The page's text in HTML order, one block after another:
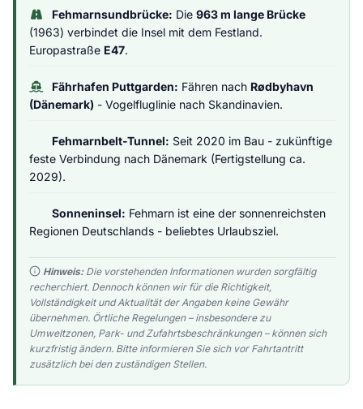
Fehmarnsundbrücke: Die 963 m lange Brücke
(1963) verbindet die Insel mit dem Festland.
Europastraße E47.
Fährhafen Puttgarden: Fähren nach Rødbyhavn
(Dänemark) - Vogelfluglinie nach Skandinavien.
Fehmarnbelt-Tunnel: Seit 2020 im Bau - zukünftige
feste Verbindung nach Dänemark (Fertigstellung ca.
2029).
Sonneninsel: Fehmarn ist eine der sonnenreichsten
Regionen Deutschlands - beliebtes Urlaubsziel.
Hinweis:Die vorstehenden Informationen wurden sorgfältig
recherchiert. Dennoch können wir für die Richtigkeit,
Vollständigkeit und Aktualität der Angaben keine Gewähr
übernehmen. Örtliche Regelungen – insbesondere zu
Umweltzonen, Park- und Zufahrtsbeschränkungen – können sich
kurzfristig ändern. Bitte informieren Sie sich vor Fahrtantritt
zusätzlich bei den zuständigen Stellen.